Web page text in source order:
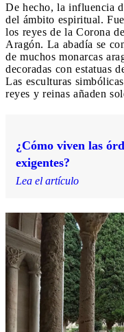
De hecho, la influencia
del ámbito espiritual.
los reyes de la Corona
Aragón. La abadía se
de muchos monarcas
decoradas con estatuas
Las esculturas
reyes y reinas añaden
¿Cómo viven las
exigentes?
Lea el artículo